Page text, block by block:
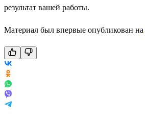
результат вашей работы.
Материал был впервые опубликован на